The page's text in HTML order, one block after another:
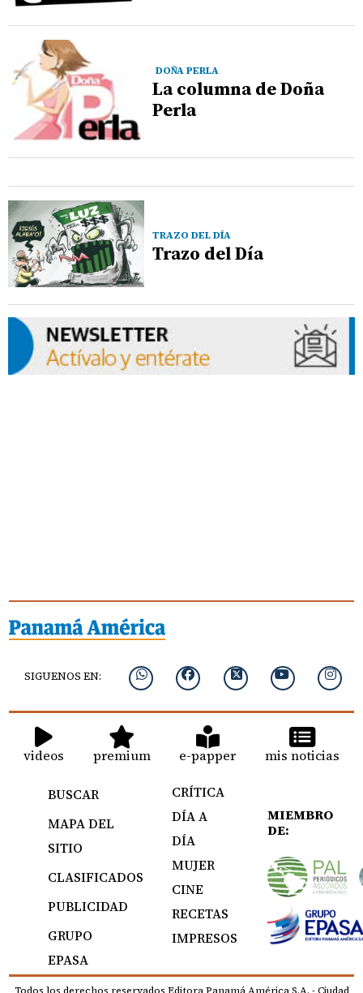
DOÑA PERLA
La columna de Doña
Perla
TRAZO DEL DÍA
Trazo del Día
SIGUENOS EN:
videos premium e-papper mis noticias
BUSCAR
MAPA DEL
SITIO
CLASIFICADOS
PUBLICIDAD
GRUPO
EPASA
CRÍTICA
DÍA A
DÍA
MUJER
CINE
RECETAS
IMPRESOS
MIEMBRO
DE: